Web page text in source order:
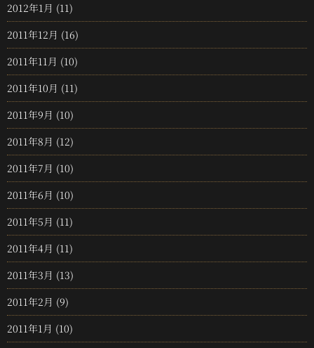
2012年1月 (11)
2011年12月 (16)
2011年11月 (10)
2011年10月 (11)
2011年9月 (10)
2011年8月 (12)
2011年7月 (10)
2011年6月 (10)
2011年5月 (11)
2011年4月 (11)
2011年3月 (13)
2011年2月 (9)
2011年1月 (10)